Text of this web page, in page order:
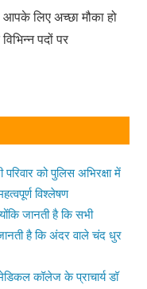
लिए अच्छा मौका हो
पदों पर
को पुलिस अभिरक्षा में
विश्लेषण
जानती है कि सभी
है कि अंदर वाले चंद धुर
कॉलेज के प्राचार्य डॉ